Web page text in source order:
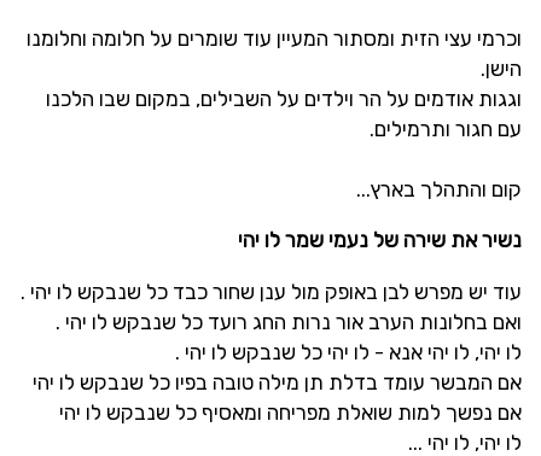
וכרמי עצי הזית ומסתור המעיין עוד שומרים על חלומה וחלומנו
הישן.
וגגות אודמים על הר וילדים על השבילים, במקום שבו הלכנו
עם חגור ותרמילים.
קום והתהלך בארץ...
נשיר את שירה של נעמי שמר לו יהי
עוד יש מפרש לבן באופק מול ענן שחור כבד כל שנבקש לו יהי .
ואם בחלונות הערב אור נרות החג רועד כל שנבקש לו יהי .
לו יהי, לו יהי אנא - לו יהי כל שנבקש לו יהי .
אם המבשר עומד בדלת תן מילה טובה בפיו כל שנבקש לו יהי
אם נפשך למות שואלת מפריחה ומאסיף כל שנבקש לו יהי
לו יהי, לו יהי ...